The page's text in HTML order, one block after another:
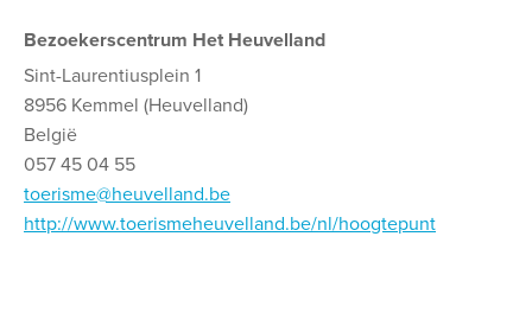
Bezoekerscentrum Het Heuvelland
Sint-Laurentiusplein 1
8956 Kemmel (Heuvelland)
België
057 45 04 55
toerisme@heuvelland.be
http://www.toerismeheuvelland.be/nl/hoogtepunt